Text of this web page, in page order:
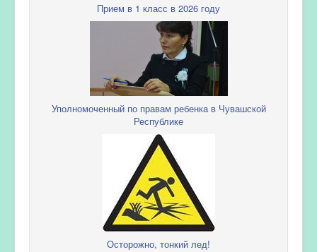
Прием в 1 класс в 2026 году
Уполномоченный по правам ребенка в Чувашской
Республике
Осторожно, тонкий лед!